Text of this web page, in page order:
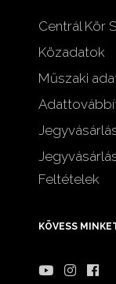
Centrál Kör
Közadatok
Műszaki
Feltételek
KÖVESS